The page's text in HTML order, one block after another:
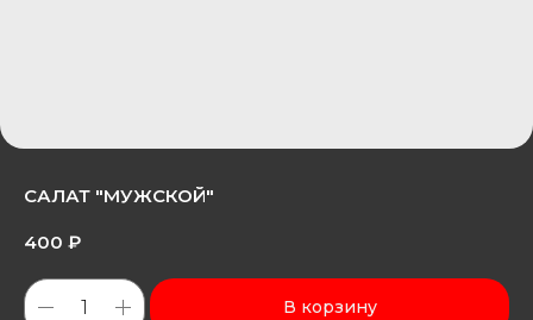
САЛАТ "МУЖСКОЙ"
400 ₽
В корзину